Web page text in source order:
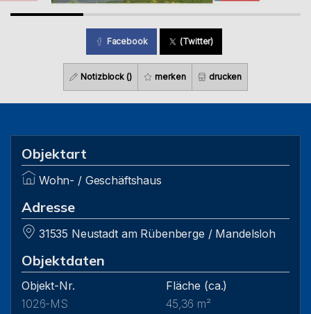
Facebook (Twitter)
Notizblock () merken drucken
Objektart
Wohn- / Geschäftshaus
Adresse
31535 Neustadt am Rübenberge / Mandelsloh
Objektdaten
Objekt-Nr.
1026-MS
Fläche (ca.)
45,36 m²